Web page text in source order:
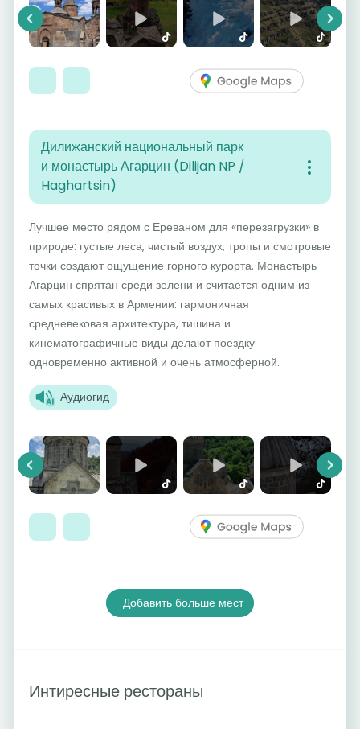
Previous Next
Дилижанский национальный парк
и монастырь Агарцин (Dilijan NP /
Haghartsin)
Лучшее место рядом с Ереваном для «перезагрузки» в
природе: густые леса, чистый воздух, тропы и смотровые
точки создают ощущение горного курорта. Монастырь
Агарцин спрятан среди зелени и считается одним из
самых красивых в Армении: гармоничная
средневековая архитектура, тишина и
кинематографичные виды делают поездку
одновременно активной и очень атмосферной.
Аудиогид
Previous Next
Добавить больше мест
Интиресные рестораны